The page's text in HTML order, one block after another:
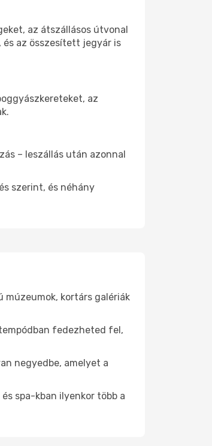
az átszállásos útvonal
és az összesített jegyár is
az
– leszállás után azonnal
szerint, és néhány
múzeumok, kortárs galériák
fedezheted fel,
negyedbe, amelyet a
spa-kban ilyenkor több a